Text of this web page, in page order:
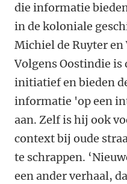
die informatie
in de koloniale
Michiel de Ruyter
Volgens Oostindie is
initiatief en bieden
informatie 'op een
aan. Zelf is hij ook
context bij oude
te schrappen.
een ander verhaal,